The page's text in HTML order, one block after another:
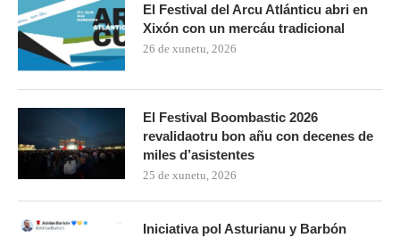
El Festival del Arcu Atlánticu abri en
Xixón con un mercáu tradicional
26 de xunetu, 2026
El Festival Boombastic 2026
revalidaotru bon añu con decenes de
miles d’asistentes
25 de xunetu, 2026
Iniciativa pol Asturianu y Barbón